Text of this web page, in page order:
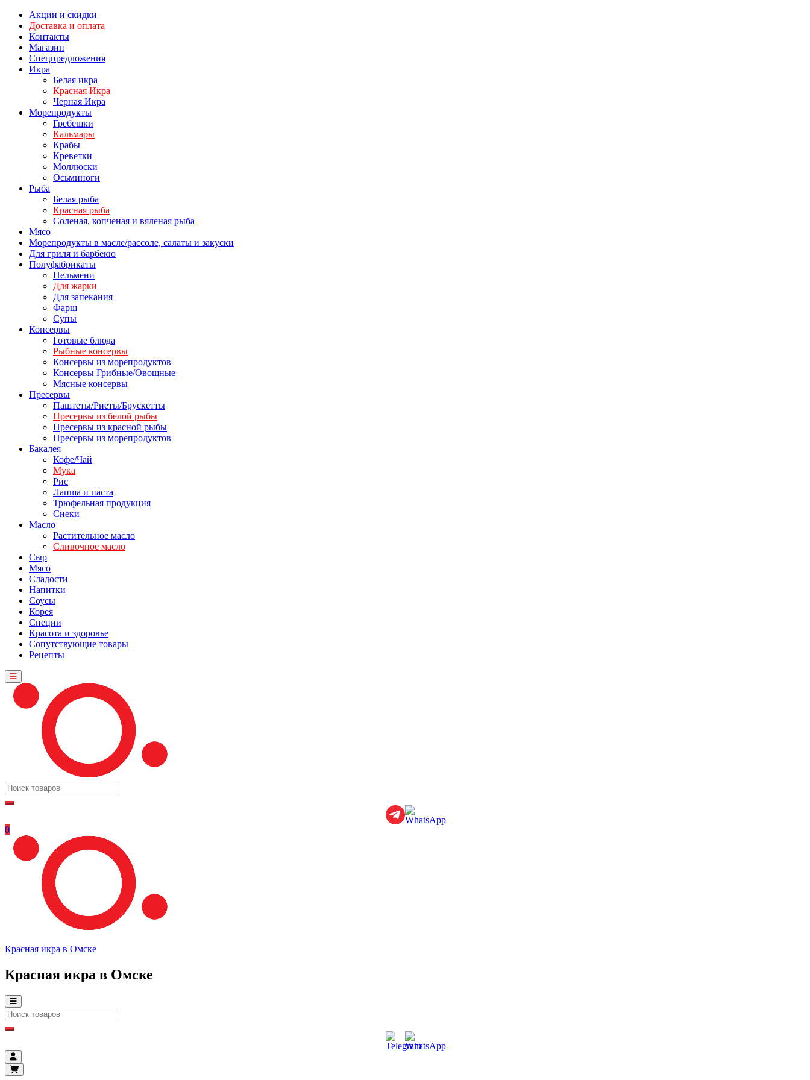
Акции и скидки
Доставка и оплата
Контакты
Магазин
Спецпредложения
Икра
Белая икра
Красная Икра
Черная Икра
Морепродукты
Гребешки
Кальмары
Крабы
Креветки
Моллюски
Осьминоги
Рыба
Белая рыба
Красная рыба
Соленая, копченая и вяленая рыба
Мясо
Морепродукты в масле/рассоле, салаты и закуски
Для гриля и барбекю
Полуфабрикаты
Пельмени
Для жарки
Для запекания
Фарш
Супы
Консервы
Готовые блюда
Рыбные консервы
Консервы из морепродуктов
Консервы Грибные/Овощные
Мясные консервы
Пресервы
Паштеты/Риеты/Брускетты
Пресервы из белой рыбы
Пресервы из красной рыбы
Пресервы из морепродуктов
Бакалея
Кофе/Чай
Мука
Рис
Лапша и паста
Трюфельная продукция
Снеки
Масло
Растительное масло
Сливочное масло
Сыр
Мясо
Сладости
Напитки
Соусы
Корея
Специи
Красота и здоровье
Сопутствующие товары
Рецепты
0
Красная икра в Омске
Красная икра в Омске